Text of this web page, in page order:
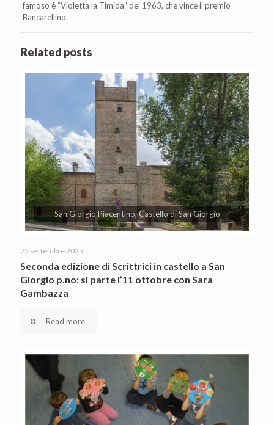
famoso è “Violetta la Timida” del 1963, che vince il premio
Bancarellino.
Related posts
San Giorgio Piacentino; Castello di San Giorgio
25 settembre 2025
Seconda edizione di Scrittrici in castello a San
Giorgio p.no: si parte l’11 ottobre con Sara
Gambazza
Read more